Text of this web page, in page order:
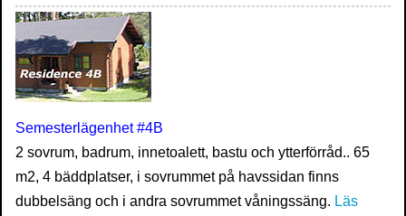
Semesterlägenhet #4B
2 sovrum, badrum, innetoalett, bastu och ytterförråd.. 65
m2, 4 bäddplatser, i sovrummet på havssidan finns
dubbelsäng och i andra sovrummet våningssäng. Läs